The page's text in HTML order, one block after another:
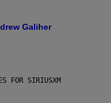
Galiher
FOR SIRIUSXM